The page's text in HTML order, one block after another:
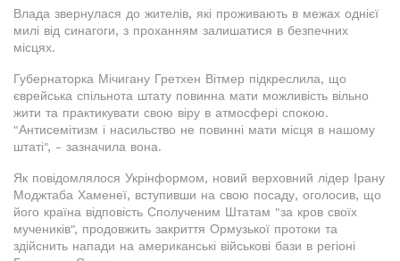
Влада звернулася до жителів, які проживають в межах однієї
милі від синагоги, з проханням залишатися в безпечних
місцях.
Губернаторка Мічигану Гретхен Вітмер підкреслила, що
єврейська спільнота штату повинна мати можливість вільно
жити та практикувати свою віру в атмосфері спокою.
"Антисемітизм і насильство не повинні мати місця в нашому
штаті", - зазначила вона.
Як повідомлялося Укрінформом, новий верховний лідер Ірану
Моджтаба Хаменеї, вступивши на свою посаду, оголосив, що
його країна відповість Сполученим Штатам "за кров своїх
мучеників", продовжить закриття Ормузької протоки та
здійснить напади на американські військові бази в регіоні